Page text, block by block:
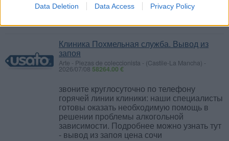
Data Deletion Data Access Privacy Policy
информации о скидках, акциях и
Клиника Похмельная служба. Вывод из
запоя
Arte - Piezas de coleccionista - (Castile-La Mancha) -
2026/07/08 58264.00 €
звоните круглосуточно по телефону
горячей линии клиники: наши специалисты
готовы оказать необходимую помощь в
решении проблемы алкогольной
зависимости. Подробнее можно узнать тут
- вывод из запоя цена сочи